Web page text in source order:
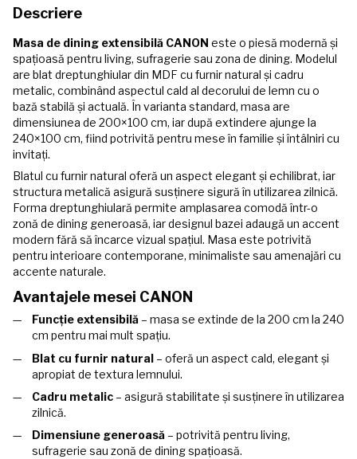
Descriere
Masa de dining extensibilă CANON este o piesă modernă și
spațioasă pentru living, sufragerie sau zona de dining. Modelul
are blat dreptunghiular din MDF cu furnir natural și cadru
metalic, combinând aspectul cald al decorului de lemn cu o
bază stabilă și actuală. În varianta standard, masa are
dimensiunea de 200×100 cm, iar după extindere ajunge la
240×100 cm, fiind potrivită pentru mese în familie și întâlniri cu
invitați.
Blatul cu furnir natural oferă un aspect elegant și echilibrat, iar
structura metalică asigură susținere sigură în utilizarea zilnică.
Forma dreptunghiulară permite amplasarea comodă într-o
zonă de dining generoasă, iar designul bazei adaugă un accent
modern fără să încarce vizual spațiul. Masa este potrivită
pentru interioare contemporane, minimaliste sau amenajări cu
accente naturale.
Avantajele mesei CANON
Funcție extensibilă – masa se extinde de la 200 cm la 240
cm pentru mai mult spațiu.
Blat cu furnir natural – oferă un aspect cald, elegant și
apropiat de textura lemnului.
Cadru metalic – asigură stabilitate și susținere în utilizarea
zilnică.
Dimensiune generoasă – potrivită pentru living,
sufragerie sau zonă de dining spațioasă.